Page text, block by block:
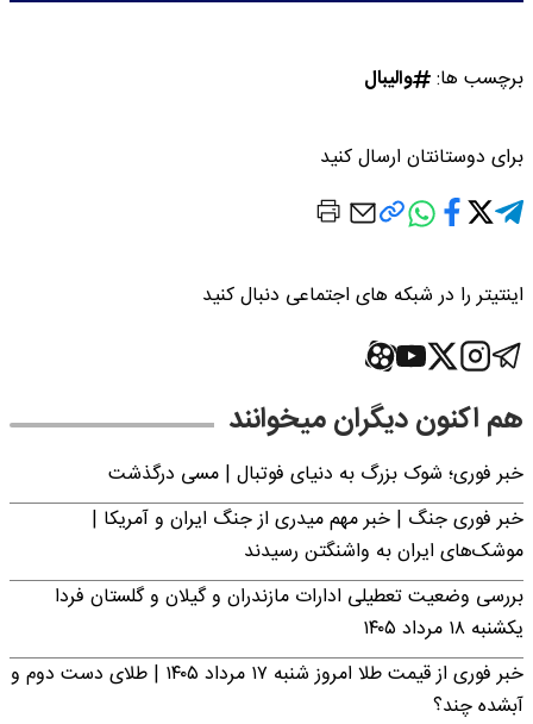
برچسب ها: والیبال
برای دوستانتان ارسال کنید
اینتیتر را در شبکه های اجتماعی دنبال کنید
هم اکنون دیگران میخوانند
خبر فوری؛‌ شوک بزرگ به دنیای فوتبال | مسی درگذشت
خبر فوری جنگ | خبر مهم میدری از جنگ ایران و آمریکا |
موشک‌های ایران به واشنگتن رسیدند
بررسی وضعیت تعطیلی ادارات مازندران و گیلان و گلستان فردا
یکشنبه ۱۸ مرداد ۱۴۰۵
خبر فوری از قیمت طلا امروز شنبه ۱۷ مرداد ۱۴۰۵ | طلای دست دوم و
آبشده چند؟